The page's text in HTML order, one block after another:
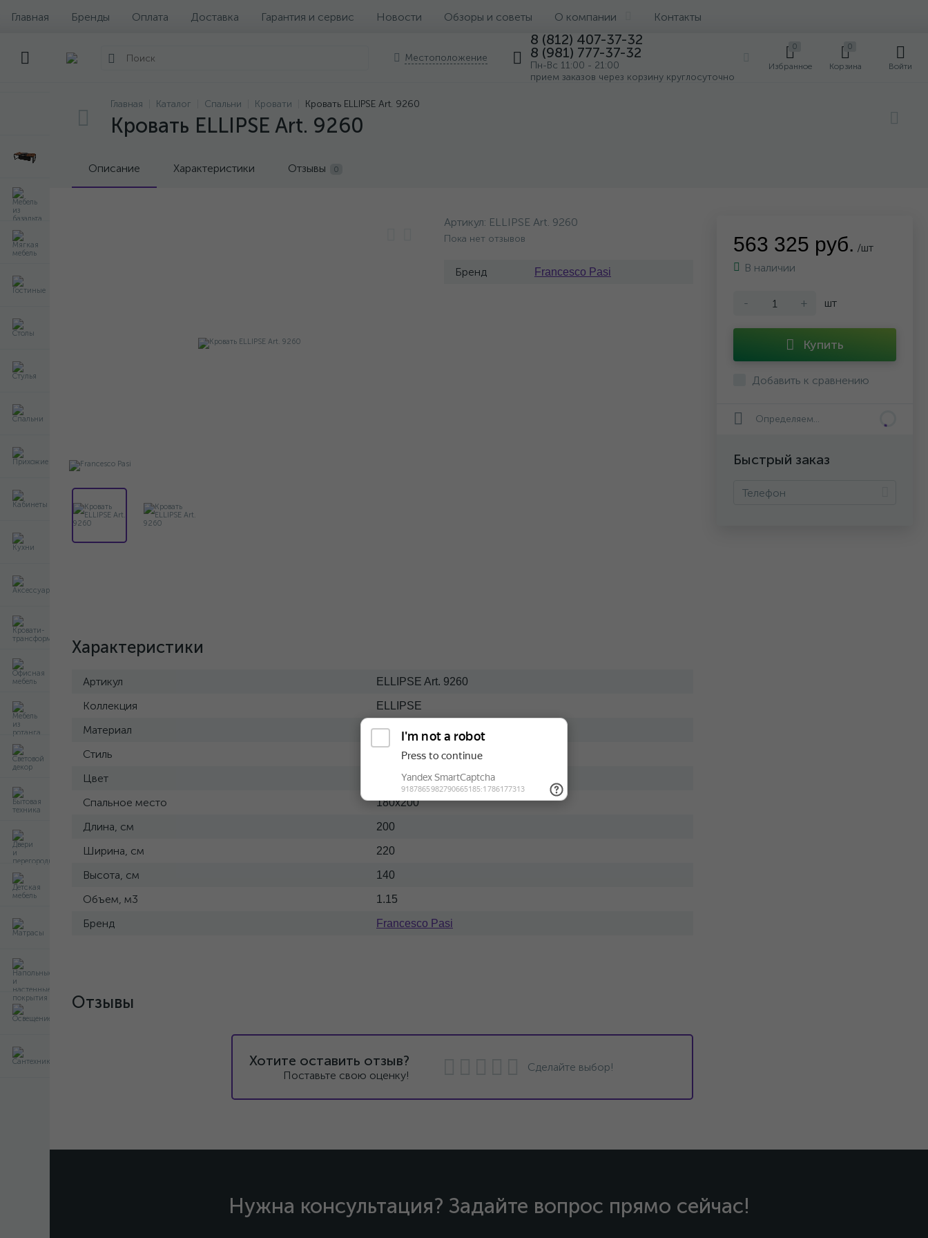
Главная Бренды Оплата Доставка Гарантия и сервис Новости Обзоры и советы О компании Контакты
Местоположение
8 (812) 407-37-32
8 (981) 777-37-32
Пн-Вс 11:00 - 21:00
прием заказов через корзину круглосуточно
0
Избранное
0
Корзина Войти
Главная Каталог Спальни Кровати Кровать ELLIPSE Art. 9260
Кровать ELLIPSE Art. 9260
Описание Характеристики Отзывы 0
Артикул: ELLIPSE Art. 9260
Пока нет отзывов
Бренд Francesco Pasi
Характеристики
Артикул ELLIPSE Art. 9260
Коллекция ELLIPSE
Материал Массив-кожа
Стиль Современный
Цвет Темный
Спальное место 180x200
Длина, см 200
Ширина, см 220
Высота, см 140
Объем, м3 1.15
Бренд Francesco Pasi
563 325 руб. /шт
В наличии
- + шт
Купить
Добавить к сравнению
Определяем...
Быстрый заказ
Отзывы
Хотите оставить отзыв?
Поставьте свою оценку!
Сделайте выбор!
Нужна консультация? Задайте вопрос прямо сейчас!